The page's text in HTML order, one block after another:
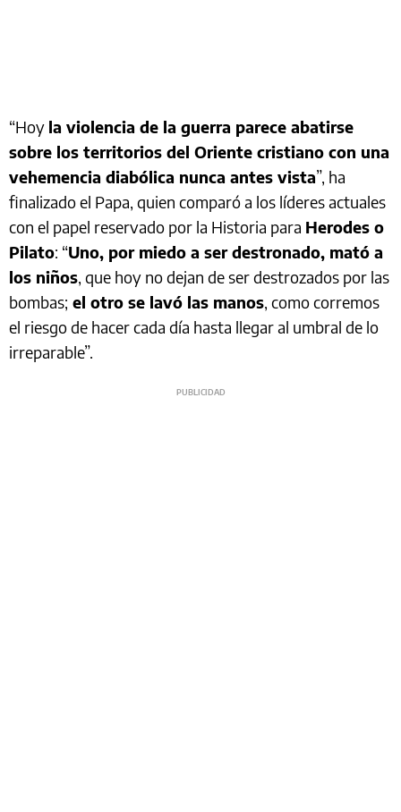
“Hoy la violencia de la guerra parece abatirse
sobre los territorios del Oriente cristiano con una
vehemencia diabólica nunca antes vista”, ha
finalizado el Papa, quien comparó a los líderes actuales
con el papel reservado por la Historia para Herodes o
Pilato: “Uno, por miedo a ser destronado, mató a
los niños, que hoy no dejan de ser destrozados por las
bombas; el otro se lavó las manos, como corremos
el riesgo de hacer cada día hasta llegar al umbral de lo
irreparable”.